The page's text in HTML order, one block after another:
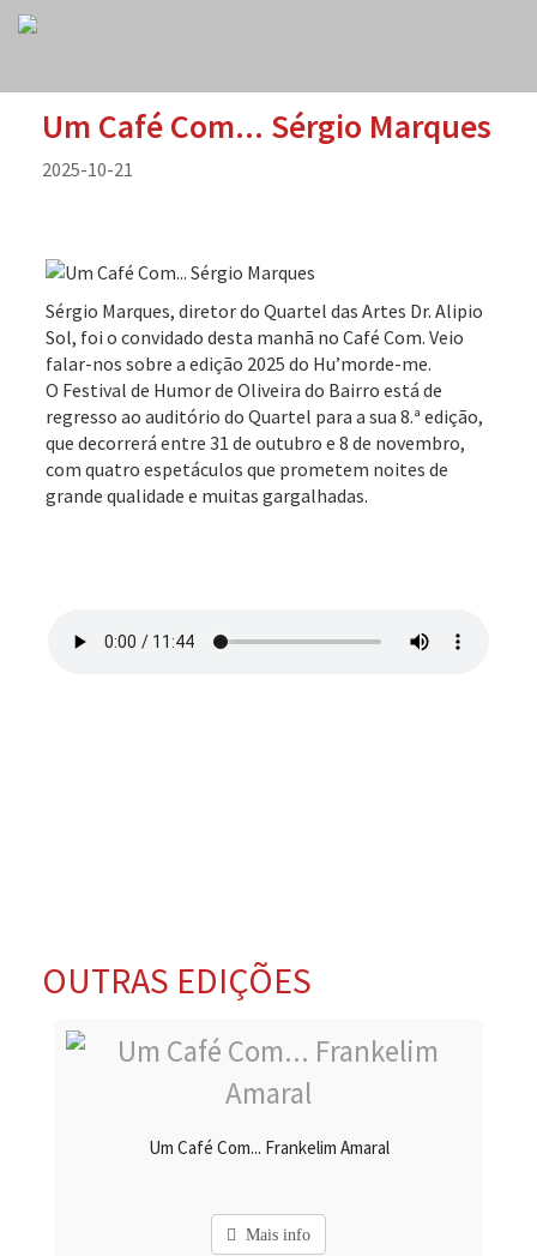
Um Café Com... Sérgio Marques
2025-10-21
Sérgio Marques, diretor do Quartel das Artes Dr. Alipio
Sol, foi o convidado desta manhã no Café Com. Veio
falar-nos sobre a edição 2025 do Hu’morde-me.
O Festival de Humor de Oliveira do Bairro está de
regresso ao auditório do Quartel para a sua 8.ª edição,
que decorrerá entre 31 de outubro e 8 de novembro,
com quatro espetáculos que prometem noites de
grande qualidade e muitas gargalhadas.
OUTRAS EDIÇÕES
Um Café Com... Frankelim Amaral
Mais info